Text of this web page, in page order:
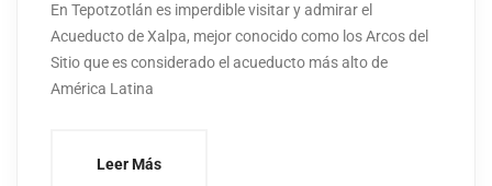
En Tepotzotlán es imperdible visitar y admirar el
Acueducto de Xalpa, mejor conocido como los Arcos del
Sitio que es considerado el acueducto más alto de
América Latina
Leer Más